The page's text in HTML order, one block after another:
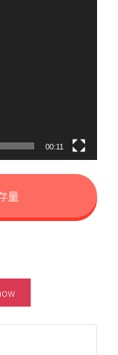
00:11
量
Earrings 數量